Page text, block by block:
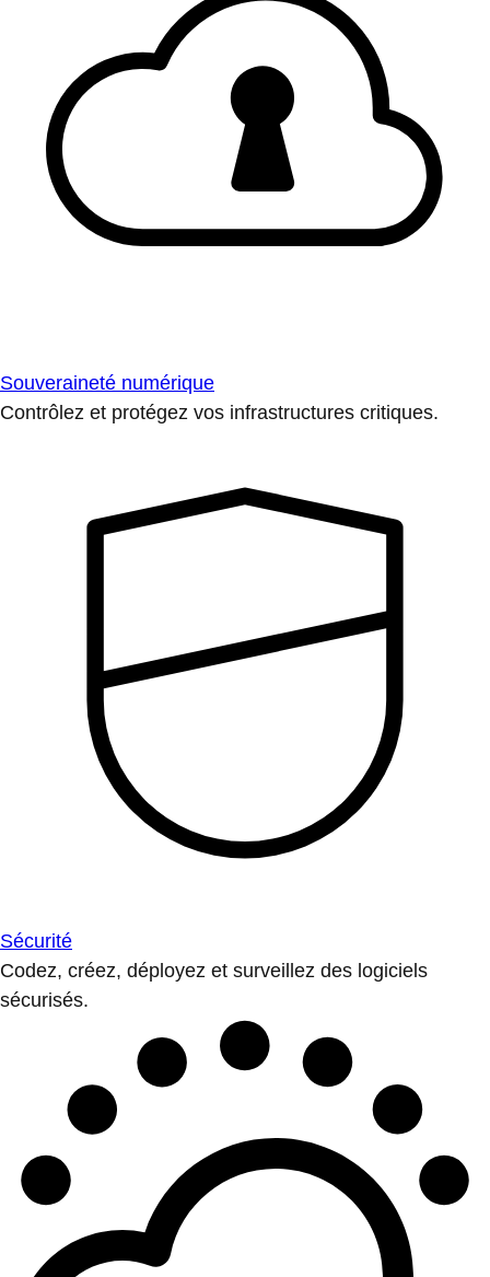
Souveraineté numérique
Contrôlez et protégez vos infrastructures critiques.
Sécurité
Codez, créez, déployez et surveillez des logiciels
sécurisés.